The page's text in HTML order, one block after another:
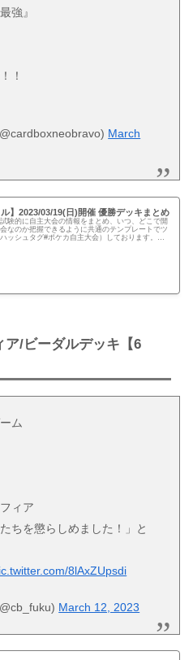
強』
！
March
ル】2023/03/19(日)開催 優勝デッキまとめ
験的に自主大会の情報をまとめ、いつ、どこで開
なのか把握できるように共通のテンプレートでツ
ッシュタグ#ポケカ自主大会）しております。下
ア/ビーダルデッキ【6
ム
ィア
ちを懲らしめました！」と
8lAxZUpsdi
March 12, 2023